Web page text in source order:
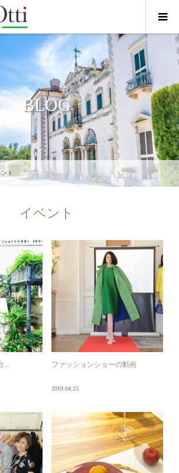
BLOG
ト
イベント
... ファッションショーの動画
2019.04.25